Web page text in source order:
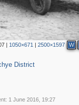
| 1050×671 |2500×1597 W
District
1 June 2016, 19:27